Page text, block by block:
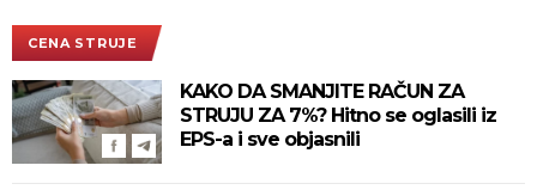
CENA STRUJE
KAKO DA SMANJITE RAČUN ZA
STRUJU ZA 7%? Hitno se oglasili iz
EPS-a i sve objasnili